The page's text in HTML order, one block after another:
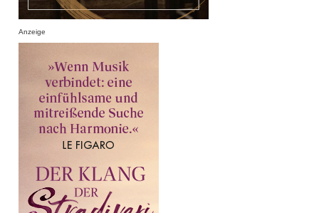
Anzeige